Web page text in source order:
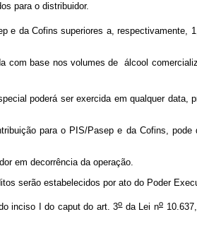
para o distribuidor.
e da Cofins superiores a, respectivamente,
com base nos volumes de álcool
poderá ser exercida em qualquer data,
para o PIS/Pasep e da Cofins, pode
em decorrência da operação.
serão estabelecidos por ato do Poder
inciso I do caput do art. 3oda Lei no